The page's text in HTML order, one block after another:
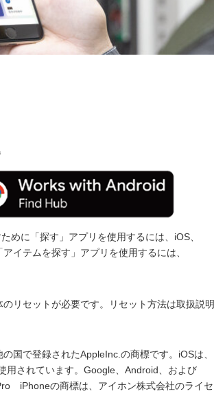
めに「探す」アプリを使用するには、iOS、
イテムを探す」アプリを使用するには、
リセットが必要です。リセット方法は取扱説明
国で登録されたAppleInc.の商標です。iOSは、
用されています。Google、Android、および
iPhoneの商標は、アイホン株式会社のライセ